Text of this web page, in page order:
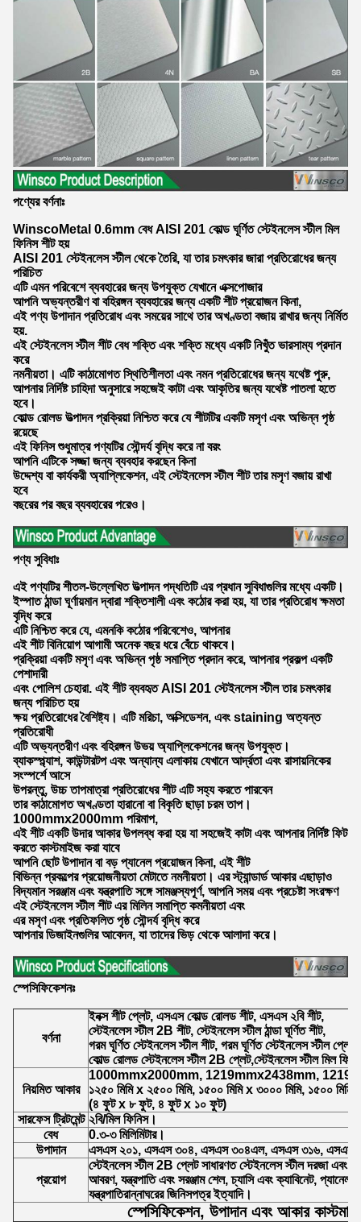
পণ্যের বর্ণনাঃ
WinscoMetal 0.6mm বেধ AISI 201 কোল্ড ঘূর্ণিত স্টেইনলেস স্টীল মিল
ফিনিস শীট হয়
AISI 201 স্টেইনলেস স্টীল থেকে তৈরি, যা তার চমৎকার জারা প্রতিরোধের জন্য
পরিচিত
এটি এমন পরিবেশে ব্যবহারের জন্য উপযুক্ত যেখানে এক্সপোজার
আপনি অভ্যন্তরীণ বা বহিরঙ্গন ব্যবহারের জন্য একটি শীট প্রয়োজন কিনা,
এই পণ্য উপাদান প্রতিরোধ এবং সময়ের সাথে তার অখণ্ডতা বজায় রাখার জন্য নির্মিত
হয়.
এই স্টেইনলেস স্টীল শীট বেধ শক্তি এবং শক্তি মধ্যে একটি নিখুঁত ভারসাম্য প্রদান
করে
নমনীয়তা। এটি কাঠামোগত স্থিতিশীলতা এবং নমন প্রতিরোধের জন্য যথেষ্ট পুরু,
আপনার নির্দিষ্ট চাহিদা অনুসারে সহজেই কাটা এবং আকৃতির জন্য যথেষ্ট পাতলা হতে
হবে।
কোল্ড রোলড উত্পাদন প্রক্রিয়া নিশ্চিত করে যে শীটটির একটি মসৃণ এবং অভিন্ন পৃষ্ঠ
রয়েছে
এই ফিনিস শুধুমাত্র পণ্যটির সৌন্দর্য বৃদ্ধি করে না বরং
আপনি এটিকে সজ্জা জন্য ব্যবহার করছেন কিনা
উদ্দেশ্য বা কার্যকরী অ্যাপ্লিকেশন, এই স্টেইনলেস স্টীল শীট তার মসৃণ বজায় রাখা
হবে
বছরের পর বছর ব্যবহারের পরেও।
পণ্য সুবিধাঃ
এই পণ্যটির শীতল-উল্লেখিত উত্পাদন পদ্ধতিটি এর প্রধান সুবিধাগুলির মধ্যে একটি।
ইস্পাত ঠান্ডা ঘূর্ণায়মান দ্বারা শক্তিশালী এবং কঠোর করা হয়, যা তার প্রতিরোধ ক্ষমতা
বৃদ্ধি করে
এটি নিশ্চিত করে যে, এমনকি কঠোর পরিবেশেও, আপনার
এই শীট বিনিয়োগ আগামী অনেক বছর ধরে বেঁচে থাকবে।
প্রক্রিয়া একটি মসৃণ এবং অভিন্ন পৃষ্ঠ সমাপ্তি প্রদান করে, আপনার প্রকল্প একটি
পেশাদারী
এবং পোলিশ চেহারা. এই শীট ব্যবহৃত AISI 201 স্টেইনলেস স্টীল তার চমৎকার
জন্য পরিচিত হয়
ক্ষয় প্রতিরোধের বৈশিষ্ট্য। এটি মরিচা, অক্সিডেশন, এবং staining অত্যন্ত
প্রতিরোধী
এটি অভ্যন্তরীণ এবং বহিরঙ্গন উভয় অ্যাপ্লিকেশনের জন্য উপযুক্ত।
ব্যাকস্প্ল্যাশ, কাউন্টারটপ এবং অন্যান্য এলাকায় যেখানে আর্দ্রতা এবং রাসায়নিকের
সংস্পর্শে আসে
উপরন্তু, উচ্চ তাপমাত্রা প্রতিরোধের শীট এটি সহ্য করতে পারবেন
তার কাঠামোগত অখণ্ডতা হারানো বা বিকৃতি ছাড়া চরম তাপ।
1000mmx2000mm পরিমাপ,
এই শীট একটি উদার আকার উপলব্ধ করা হয় যা সহজেই কাটা এবং আপনার নির্দিষ্ট ফিট
করতে কাস্টমাইজ করা যাবে
আপনি ছোট উপাদান বা বড় প্যানেল প্রয়োজন কিনা, এই শীট
বিভিন্ন প্রকল্পের প্রয়োজনীয়তা মেটাতে নমনীয়তা। এর স্ট্যান্ডার্ড আকার এছাড়াও
বিদ্যমান সরঞ্জাম এবং যন্ত্রপাতি সঙ্গে সামঞ্জস্যপূর্ণ, আপনি সময় এবং প্রচেষ্টা সংরক্ষণ
এই স্টেইনলেস স্টীল শীট এর মিলিন সমাপ্তি কমনীয়তা এবং
এর মসৃণ এবং প্রতিফলিত পৃষ্ঠ সৌন্দর্য বৃদ্ধি করে
আপনার ডিজাইনগুলির আবেদন, যা তাদের ভিড় থেকে আলাদা করে।
স্পেসিফিকেশনঃ
বর্ণনা
ইনক্স শীট প্লেট, এসএস কোল্ড রোলড শীট, এসএস ২বি শীট,
স্টেইনলেস স্টীল 2B শীট, স্টেইনলেস স্টীল ঠান্ডা ঘূর্ণিত শীট,
গরম ঘূর্ণিত স্টেইনলেস স্টীল শীট, গরম ঘূর্ণিত স্টেইনলেস স্টীল প্লেট,
কোল্ড রোলড স্টেইনলেস স্টীল 2B প্লেট,স্টেইনলেস স্টীল মিল
নিয়মিত আকার
1000mmx2000mm, 1219mmx2438mm,
১২৫০ মিমি x ২৫০০ মিমি, ১৫০০ মিমি x ৩০০০ মিমি, ১৫০০ মিমি
(৪ ফুট x ৮ ফুট, ৪ ফুট x ১০ ফুট)
সারফেস ট্রিটমেন্ট ২বি/মিল ফিনিস।
বেধ
0.৩-৩ মিলিমিটার।
উপাদান
এসএস ২০১, এসএস ৩০৪, এসএস ৩০৪এল, এসএস ৩১৬, এসএস
প্রয়োগ
স্টেইনলেস স্টীল 2B প্লেট সাধারণত স্টেইনলেস স্টীল দরজা এবং
আবরণ, যন্ত্রপাতি এবং সরঞ্জাম শেল, চ্যাসি এবং ক্যাবিনেট, প্যানেল
যন্ত্রপাতিরান্নাঘরের জিনিসপত্র ইত্যাদি।
স্পেসিফিকেশন, উপাদান এবং আকার